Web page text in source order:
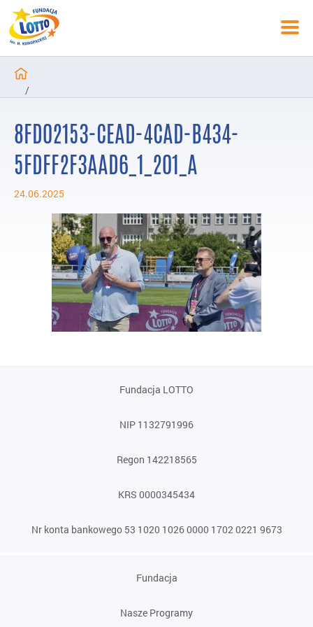
/
/
Znakomite wyniki na mityngu Halina Konopacka Classic w
/
8FD02153-CEAD-4CAD-B434-5FDFF2F3AAD6_1_201_a
8FD02153-CEAD-4CAD-B434-
5FDFF2F3AAD6_1_201_A
24.06.2025
Fundacja LOTTO
NIP 1132791996
Regon 142218565
KRS 0000345434
Nr konta bankowego 53 1020 1026 0000 1702 0221 9673
Fundacja
Nasze Programy